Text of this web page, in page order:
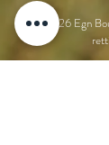
© 2026 Egn